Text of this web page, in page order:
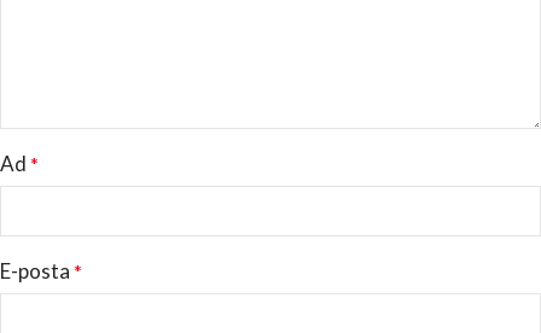
Ad *
E-posta *